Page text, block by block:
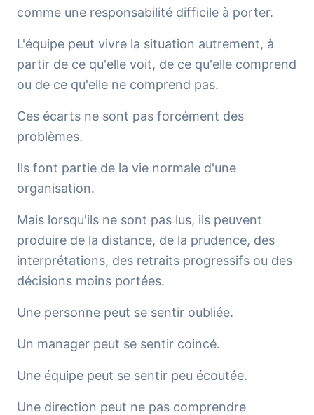
comme une responsabilité difficile à porter.
L'équipe peut vivre la situation autrement, à
partir de ce qu'elle voit, de ce qu'elle comprend
ou de ce qu'elle ne comprend pas.
Ces écarts ne sont pas forcément des
problèmes.
Ils font partie de la vie normale d'une
organisation.
Mais lorsqu'ils ne sont pas lus, ils peuvent
produire de la distance, de la prudence, des
interprétations, des retraits progressifs ou des
décisions moins portées.
Une personne peut se sentir oubliée.
Un manager peut se sentir coincé.
Une équipe peut se sentir peu écoutée.
Une direction peut ne pas comprendre